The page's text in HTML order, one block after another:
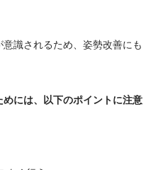
識されるため、姿勢改善にも
には、以下のポイントに注意